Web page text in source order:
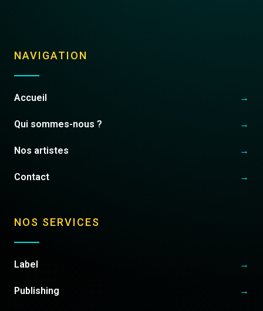
NAVIGATION
Accueil →
Qui sommes-nous ? →
Nos artistes →
Contact →
NOS SERVICES
Label →
Publishing →